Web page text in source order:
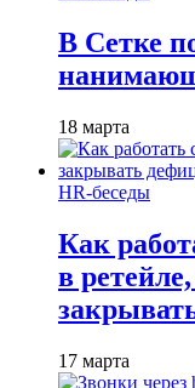
В Сетке
18 марта
HR-беседы
Как
в
17 марта